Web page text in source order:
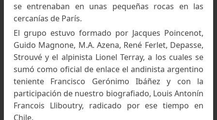
restaurante, uno de ellos, cuyo nombre era
(destacado andinista chileno), fue quien
en el año 1953, y filmó un cortometraje
tituló:Un metro más alto que el Aconcagua, fue el
subió hasta la cumbre del Techo de
llevando una mesa liviana que había portado
la cima, siendo filmado arriba de la misma y de
el título de la película; posteriormente, años
tarde, Vicente Chiaranda, conformando la